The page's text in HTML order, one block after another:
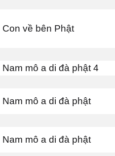
Con về bên Phật
Nam mô a di đà phật 4
Nam mô a di đà phật
Nam mô a di đà phật